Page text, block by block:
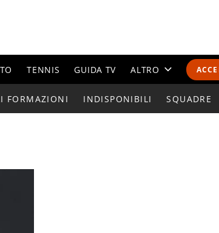
TENNIS GUIDA TV ALTRO
CALENDARI E
FORMAZIONI INDISPONIBILI SQUADRE